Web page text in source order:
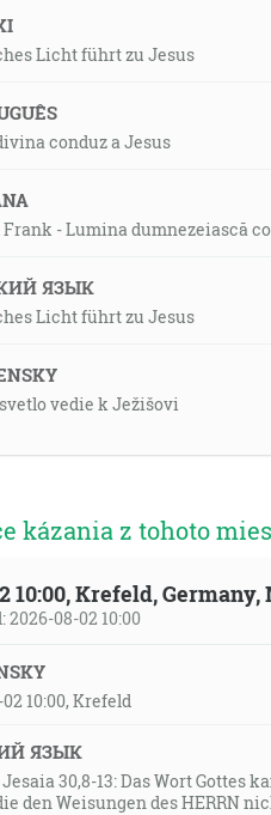
Licht führt zu Jesus
conduz a Jesus
- Lumina dumnezeiască
ЯЗЫК
Licht führt zu Jesus
vedie k Ježišovi
kázania z tohoto
10:00, Krefeld,
2026-08-02 10:00
02 10:00, Krefeld
ЯЗЫК
30,8-13: Das Wort Gottes
den Weisungen des HERRN